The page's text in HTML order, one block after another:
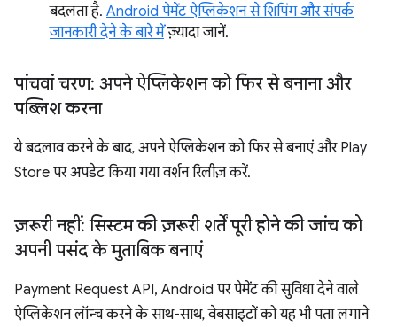
बदलता है. Android पेमेंट ऐप्लिकेशन से शिपिंग और संपर्क
जानकारी देने के बारे मेंज़्यादा जानें.
पांचवां चरण: अपने ऐप्लिकेशन को फिर से बनाना और
पब्लिश करना
ये बदलाव करने के बाद, अपने ऐप्लिकेशन को फिर से बनाएं और Play
Store पर अपडेट किया गया वर्शन रिलीज़ करें.
ज़रूरी नहीं: सिस्टम की ज़रूरी शर्तें पूरी होने की जांच को
अपनी पसंद के मुताबिक बनाएं
Payment Request API, Android पर पेमेंट की सुविधा देने वाले
ऐप्लिकेशन लॉन्च करने के साथ-साथ, वेबसाइटों को यह भी पता लगाने